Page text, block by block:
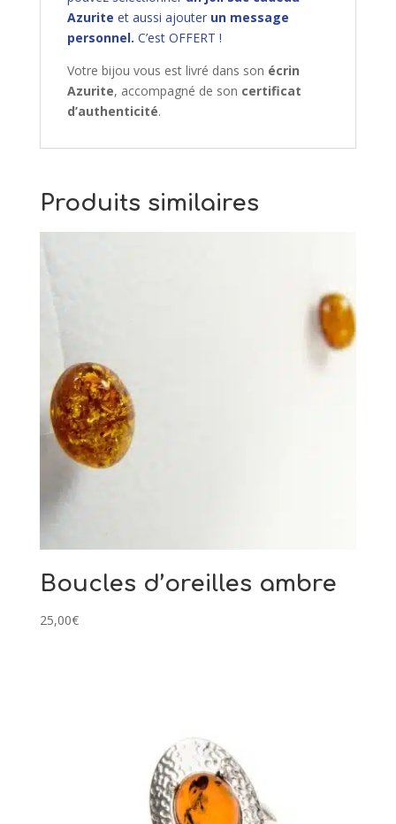
Azurite et aussi ajouter un message
personnel. C’est OFFERT !
Votre bijou vous est livré dans son écrin
Azurite, accompagné de son certificat
d’authenticité.
Produits similaires
Boucles d’oreilles ambre
25,00€